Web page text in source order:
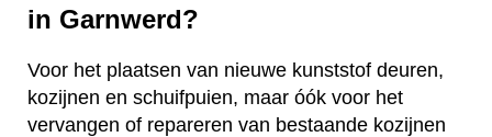
in Garnwerd?
Voor het plaatsen van nieuwe kunststof deuren,
kozijnen en schuifpuien, maar óók voor het
vervangen of repareren van bestaande kozijnen